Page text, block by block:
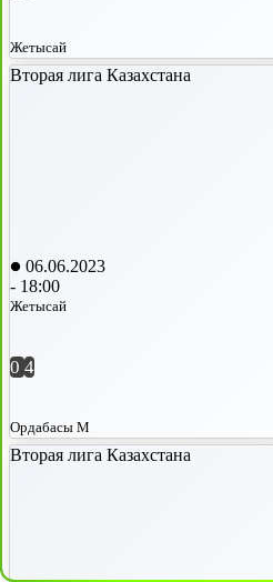
Жетысай
Вторая лига Казахстана
06.06.2023
- 18:00
Жетысай
0 4
Ордабасы М
Вторая лига Казахстана